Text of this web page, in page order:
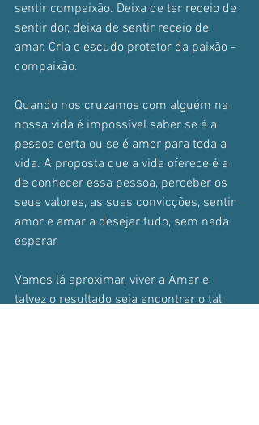
sentir compaixão. Deixa de ter receio de
sentir dor, deixa de sentir receio de
amar. Cria o escudo protetor da paixão -
compaixão.
Quando nos cruzamos com alguém na
nossa vida é impossível saber se é a
pessoa certa ou se é amor para toda a
vida. A proposta que a vida oferece é a
de conhecer essa pessoa, perceber os
seus valores, as suas convicções, sentir
amor e amar a desejar tudo, sem nada
esperar.
Vamos lá aproximar, viver a Amar e
talvez o resultado seja encontrar o tal